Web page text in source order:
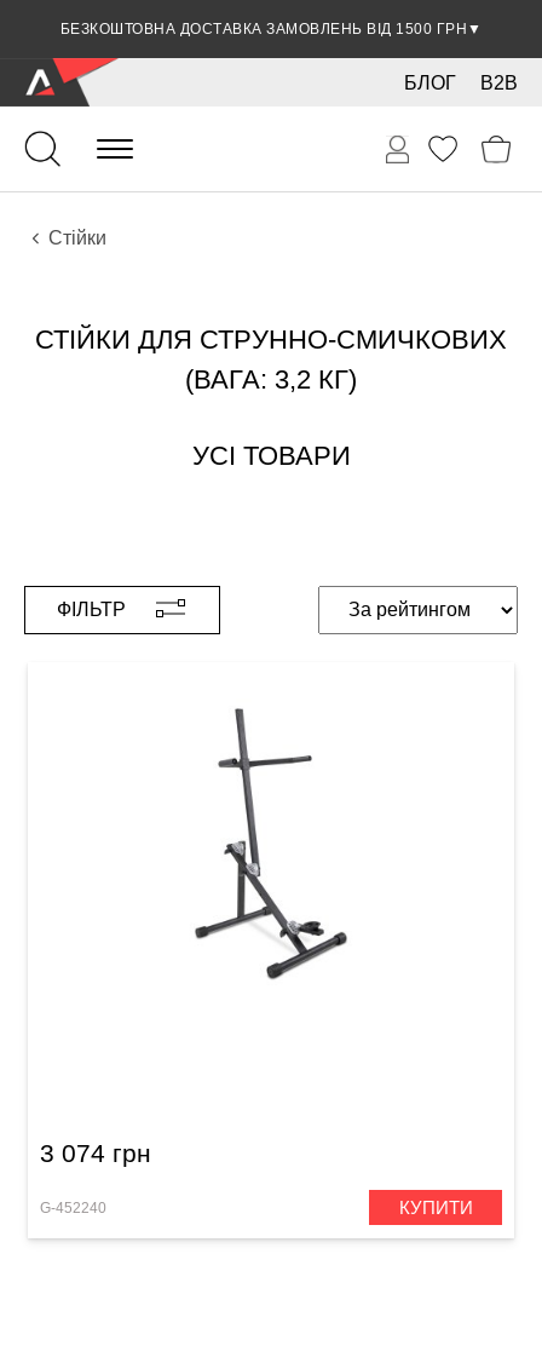
БЕЗКОШТОВНА ДОСТАВКА ЗАМОВЛЕНЬ ВІД 1500 ГРН ▼
B2B
БЛОГ
Струнно-смичкові
Аксесуари
Стійки
СТІЙКИ ДЛЯ СТРУННО-СМИЧКОВИХ
(ВАГА: 3,2 КГ)
УСІ ТОВАРИ
ФІЛЬТР
3 074 грн
G-452240 КУПИТИ